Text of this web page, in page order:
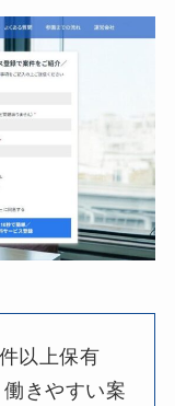
以上保有
きやすい案